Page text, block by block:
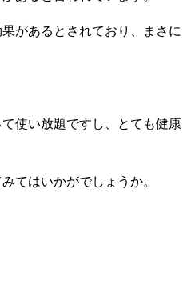
があるとされており、まさに
使い放題ですし、とても健康
てはいかがでしょうか。